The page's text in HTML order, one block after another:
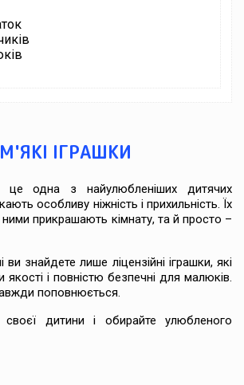
М'ЯКІ ІГРАШКИ
одна з найулюбленіших дитячих
особливу ніжність і прихильність. Їх
прикрашають кімнату, та й просто –
знайдете лише ліцензійні іграшки, які
якості і повністю безпечні для малюків.
поповнюється.
своєї дитини і обирайте улюбленого